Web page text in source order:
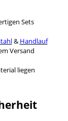
Sets
& Handlauf
Versand
liegen